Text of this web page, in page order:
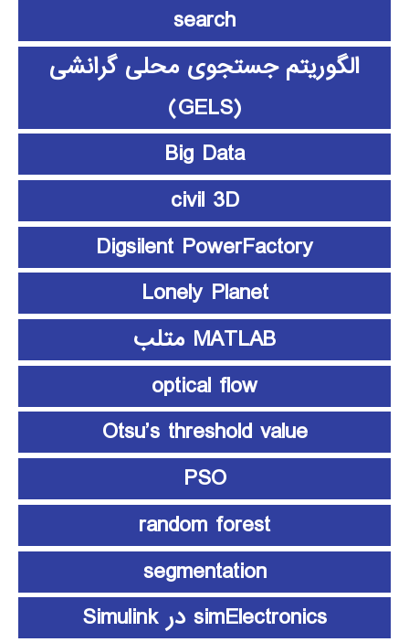
search
الگوریتم جستجوی محلی گرانشی
(GELS)
Big Data
civil 3D
Digsilent PowerFactory
Lonely Planet
MATLAB متلب
optical flow
Otsu’s threshold value
PSO
random forest
segmentation
simElectronics در Simulink